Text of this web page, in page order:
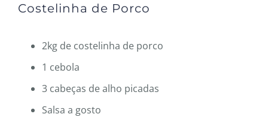
Costelinha de Porco
2kg de costelinha de porco
1 cebola
3 cabeças de alho picadas
Salsa a gosto